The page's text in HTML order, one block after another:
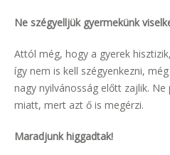
Ne szégyelljük gyermekünk
Attól még, hogy a gyerek
így nem is kell szégyenkezni,
nagy nyilvánosság előtt zajlik.
miatt, mert azt ő is megérzi.
Maradjunk higgadtak!